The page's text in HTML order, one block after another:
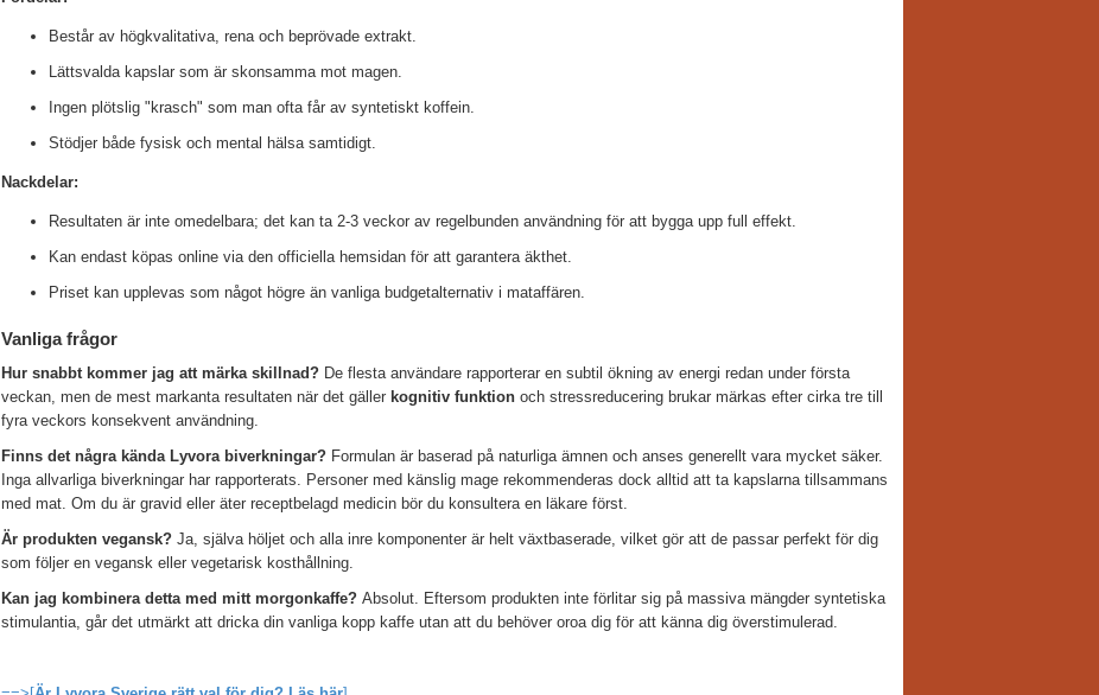
Består av högkvalitativa, rena och beprövade extrakt.
Lättsvalda kapslar som är skonsamma mot magen.
Ingen plötslig "krasch" som man ofta får av syntetiskt koffein.
Stödjer både fysisk och mental hälsa samtidigt.
Nackdelar:
Resultaten är inte omedelbara; det kan ta 2-3 veckor av regelbunden användning för att bygga upp full effekt.
Kan endast köpas online via den officiella hemsidan för att garantera äkthet.
Priset kan upplevas som något högre än vanliga budgetalternativ i mataffären.
Vanliga frågor
Hur snabbt kommer jag att märka skillnad?De flesta användare rapporterar en subtil ökning av energi redan under första
veckan, men de mest markanta resultaten när det gäller kognitiv funktionoch stressreducering brukar märkas efter cirka tre till
fyra veckors konsekvent användning.
Finns det några kända Lyvora biverkningar?Formulan är baserad på naturliga ämnen och anses generellt vara mycket säker.
Inga allvarliga biverkningar har rapporterats. Personer med känslig mage rekommenderas dock alltid att ta kapslarna tillsammans
med mat. Om du är gravid eller äter receptbelagd medicin bör du konsultera en läkare först.
Är produkten vegansk?Ja, själva höljet och alla inre komponenter är helt växtbaserade, vilket gör att de passar perfekt för dig
som följer en vegansk eller vegetarisk kosthållning.
Kan jag kombinera detta med mitt morgonkaffe?Absolut. Eftersom produkten inte förlitar sig på massiva mängder syntetiska
stimulantia, går det utmärkt att dricka din vanliga kopp kaffe utan att du behöver oroa dig för att känna dig överstimulerad.